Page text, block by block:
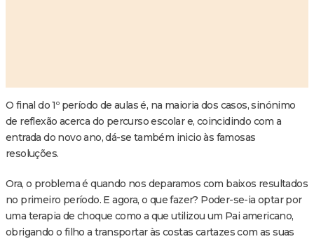
O final do 1º período de aulas é, na maioria dos casos, sinónimo
de reflexão acerca do percurso escolar e, coincidindo com a
entrada do novo ano, dá-se também inicio às famosas
resoluções.
Ora, o problema é quando nos deparamos com baixos resultados
no primeiro período. E agora, o que fazer? Poder-se-ia optar por
uma terapia de choque como a que utilizou um Pai americano,
obrigando o filho a transportar às costas cartazes com as suas